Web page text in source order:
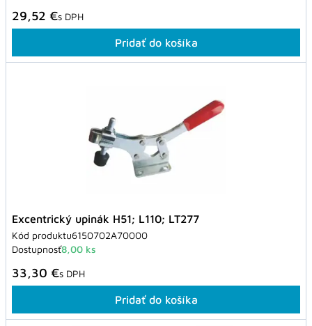
29,52 €s DPH
Pridať do košíka
Excentrický upinák H51; L110; LT277
Kód produktu6150702A70000
Dostupnosť8,00 ks
33,30 €s DPH
Pridať do košíka